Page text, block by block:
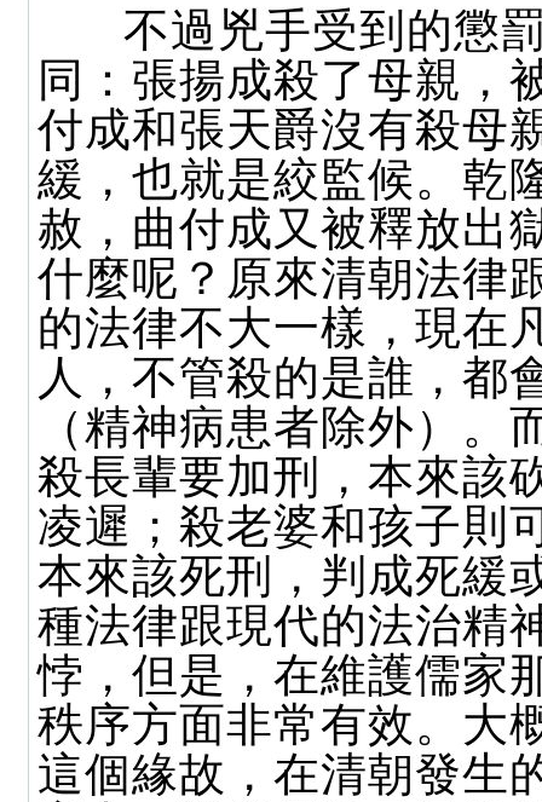
不過兇手受到的懲
同：張揚成殺了母親，
付成和張天爵沒有殺母
緩，也就是絞監候。乾
赦，曲付成又被釋放出
什麼呢？原來清朝法律
的法律不大一樣，現在
人，不管殺的是誰，都
（精神病患者除外）。
殺長輩要加刑，本來該
凌遲；殺老婆和孩子則
本來該死刑，判成死緩
種法律跟現代的法治精
悖，但是，在維護儒家
秩序方面非常有效。大
這個緣故，在清朝發生